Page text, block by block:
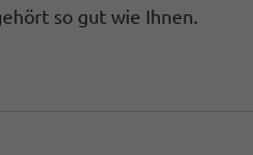
so gut wie Ihnen.